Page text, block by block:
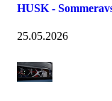
HUSK -
25.05.2026